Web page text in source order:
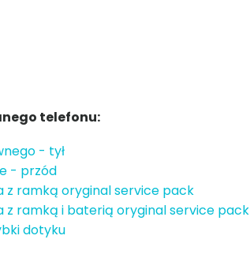
telefonu:
- tył
- przód
z ramką oryginal service pack
z ramką i baterią oryginal service pack
dotyku